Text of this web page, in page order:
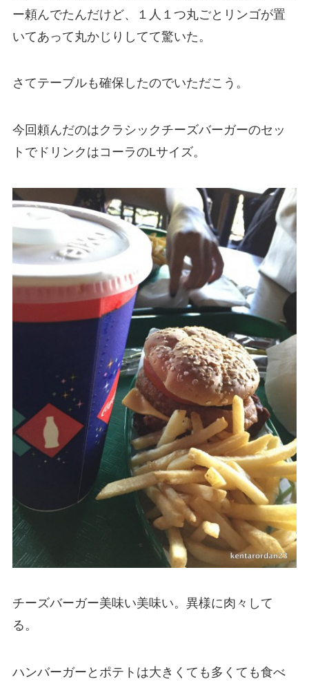
ー頼んでたんだけど、１人１つ丸ごとリンゴが置
いてあって丸かじりしてて驚いた。
さてテーブルも確保したのでいただこう。
今回頼んだのはクラシックチーズバーガーのセッ
トでドリンクはコーラのLサイズ。
チーズバーガー美味い美味い。異様に肉々して
る。
ハンバーガーとポテトは大きくても多くても食べ